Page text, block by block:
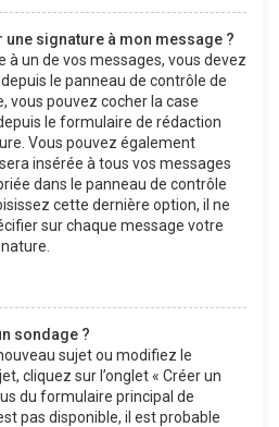
signature à mon message ?
à un de vos messages, vous devez
le panneau de contrôle de
vous pouvez cocher la case
le formulaire de rédaction
Vous pouvez également
insérée à tous vos messages
dans le panneau de contrôle
cette dernière option, il ne
sur chaque message votre
sondage ?
sujet ou modifiez le
cliquez sur l’onglet « Créer un
du formulaire principal de
pas disponible, il est probable